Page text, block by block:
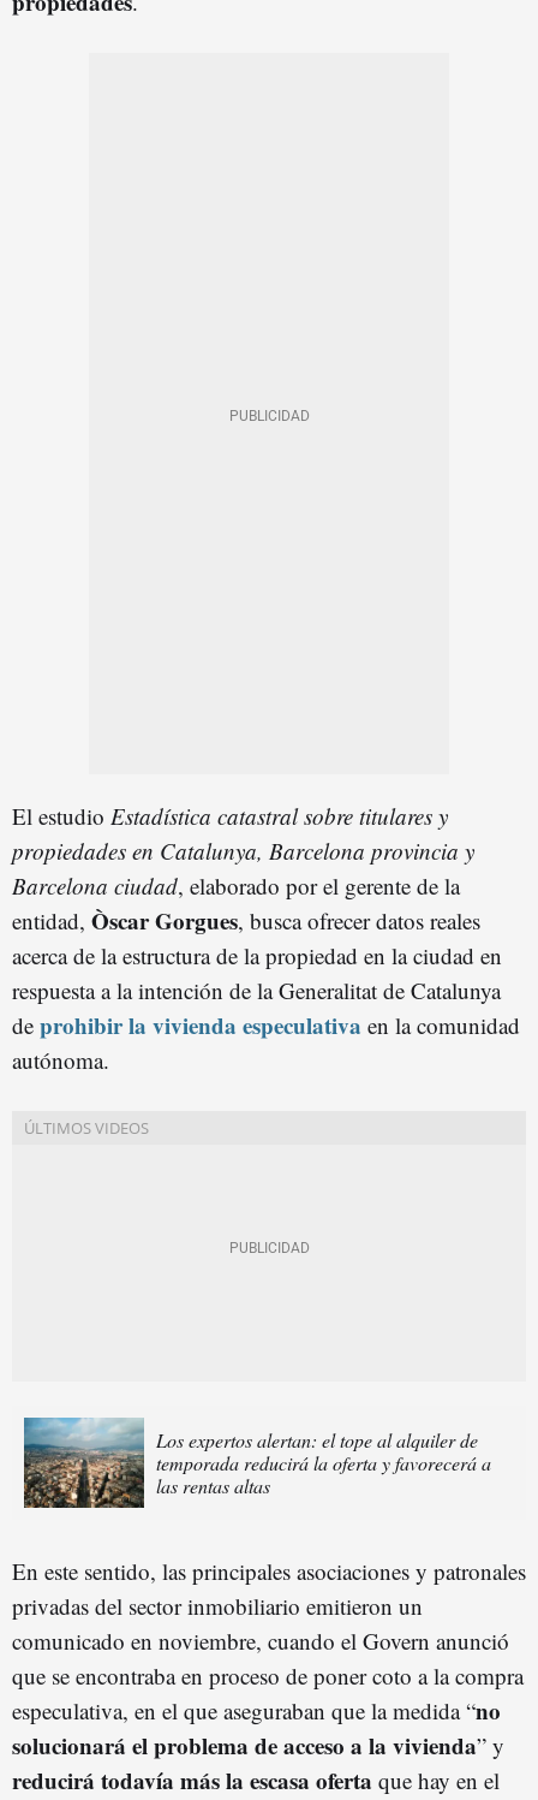
El estudio Estadística catastral sobre titulares y
propiedades en Catalunya, Barcelona provincia y
Barcelona ciudad, elaborado por el gerente de la
entidad, Òscar Gorgues, busca ofrecer datos reales
acerca de la estructura de la propiedad en la ciudad en
respuesta a la intención de la Generalitat de Catalunya
de prohibir la vivienda especulativa en la comunidad
autónoma.
Los expertos alertan: el tope al alquiler de
temporada reducirá la oferta y favorecerá a
las rentas altas
En este sentido, las principales asociaciones y patronales
privadas del sector inmobiliario emitieron un
comunicado en noviembre, cuando el Govern anunció
que se encontraba en proceso de poner coto a la compra
especulativa, en el que aseguraban que la medida “no
solucionará el problema de acceso a la vivienda” y
reducirá todavía más la escasa oferta que hay en el